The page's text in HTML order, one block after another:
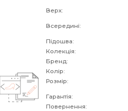
Верх:
Всередині:
Підошва:
Колекція:
Бренд:
Колір:
Розмір:
Гарантія:
Повернення: